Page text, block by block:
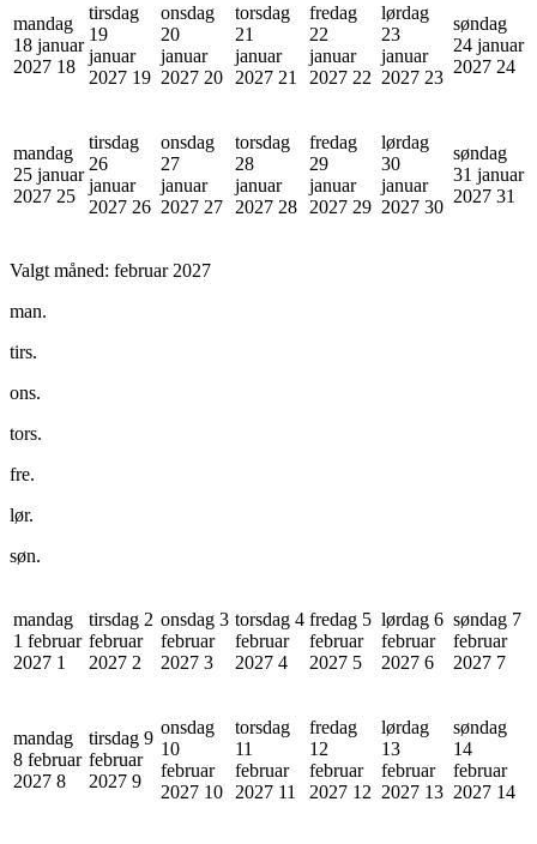
mandag
18 januar
2027 18
tirsdag
19
januar
2027 19
onsdag
20
januar
2027 20
torsdag
21
januar
2027 21
fredag
22
januar
2027 22
lørdag
23
januar
2027 23
søndag
24 januar
2027 24
mandag
25 januar
2027 25
tirsdag
26
januar
2027 26
onsdag
27
januar
2027 27
torsdag
28
januar
2027 28
fredag
29
januar
2027 29
lørdag
30
januar
2027 30
søndag
31 januar
2027 31
Valgt måned: februar 2027
man.
tirs.
ons.
tors.
fre.
lør.
søn.
mandag
1 februar
2027 1
tirsdag 2
februar
2027 2
onsdag 3
februar
2027 3
torsdag 4
februar
2027 4
fredag 5
februar
2027 5
lørdag 6
februar
2027 6
søndag 7
februar
2027 7
mandag
8 februar
2027 8
tirsdag 9
februar
2027 9
onsdag
10
februar
2027 10
torsdag
11
februar
2027 11
fredag
12
februar
2027 12
lørdag
13
februar
2027 13
søndag
14
februar
2027 14